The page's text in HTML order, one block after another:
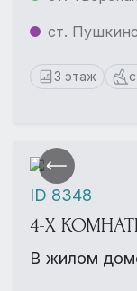
ст.
3 этаж
4-Х
В жилом
ID 8348